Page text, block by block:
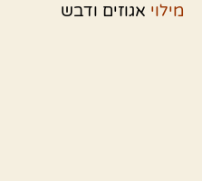
מילוי אגוזים ודבש